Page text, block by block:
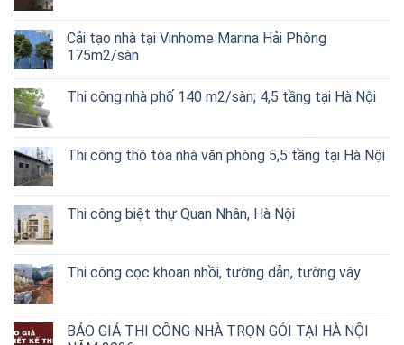
Cải tạo nhà tại Vinhome Marina Hải Phòng
175m2/sàn
Thi công nhà phố 140 m2/sàn; 4,5 tầng tại Hà Nội
Thi công thô tòa nhà văn phòng 5,5 tầng tại Hà Nội
Thi công biệt thự Quan Nhân, Hà Nội
Thi công cọc khoan nhồi, tường dẫn, tường vây
BÁO GIÁ THI CÔNG NHÀ TRỌN GÓI TẠI HÀ NỘI